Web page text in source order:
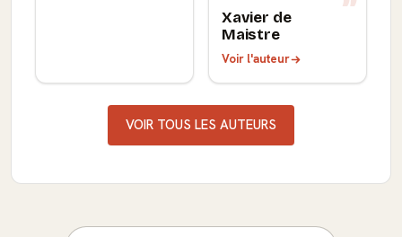
Xavier de
Maistre
Voir l'auteur
VOIR TOUS LES AUTEURS